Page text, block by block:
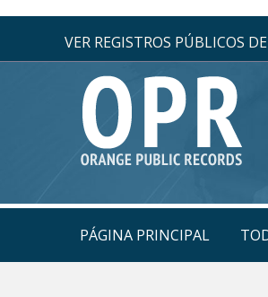
VER REGISTROS PÚBLICOS
PÁGINA PRINCIPAL